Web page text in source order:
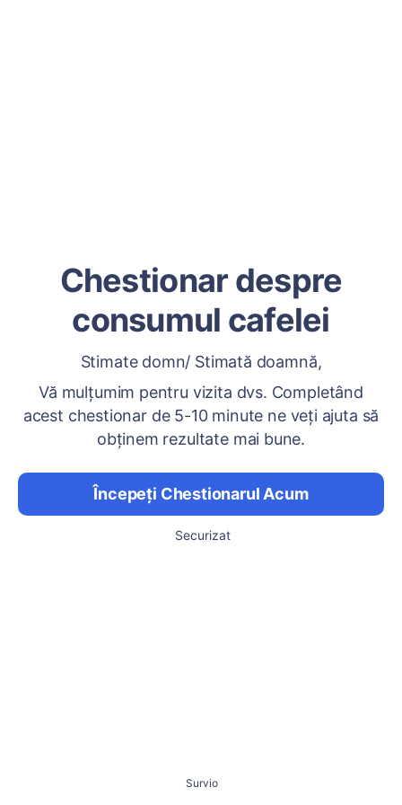
Chestionar despre
consumul cafelei
Stimate domn/ Stimată doamnă,
Vă mulțumim pentru vizita dvs. Completând
acest chestionar de 5-10 minute ne veți ajuta să
obținem rezultate mai bune.
Începeți Chestionarul Acum
Securizat
Survio